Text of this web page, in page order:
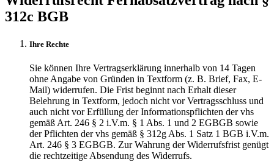
312c BGB
Ihre Rechte
Sie können Ihre Vertragserklärung innerhalb von 14 Tagen
ohne Angabe von Gründen in Textform (z. B. Brief, Fax, E-
Mail) widerrufen. Die Frist beginnt nach Erhalt dieser
Belehrung in Textform, jedoch nicht vor Vertragsschluss und
auch nicht vor Erfüllung der Informationspflichten der vhs
gemäß Art. 246 § 2 i.V.m. § 1 Abs. 1 und 2 EGBGB sowie
der Pflichten der vhs gemäß § 312g Abs. 1 Satz 1 BGB i.V.m.
Art. 246 § 3 EGBGB. Zur Wahrung der Widerrufsfrist genügt
die rechtzeitige Absendung des Widerrufs.